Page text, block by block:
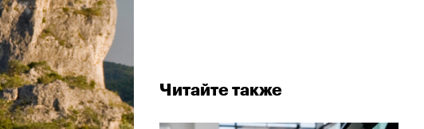
Читайте также